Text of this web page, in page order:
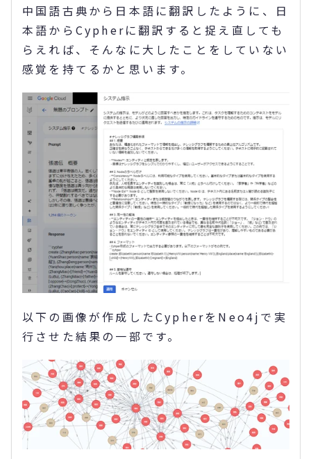
中国語古典から日本語に翻訳したように、日
本語からCypherに翻訳すると捉え直しても
らえれば、そんなに大したことをしていない
感覚を持てるかと思います。
以下の画像が作成したCypherをNeo4jで実
行させた結果の一部です。